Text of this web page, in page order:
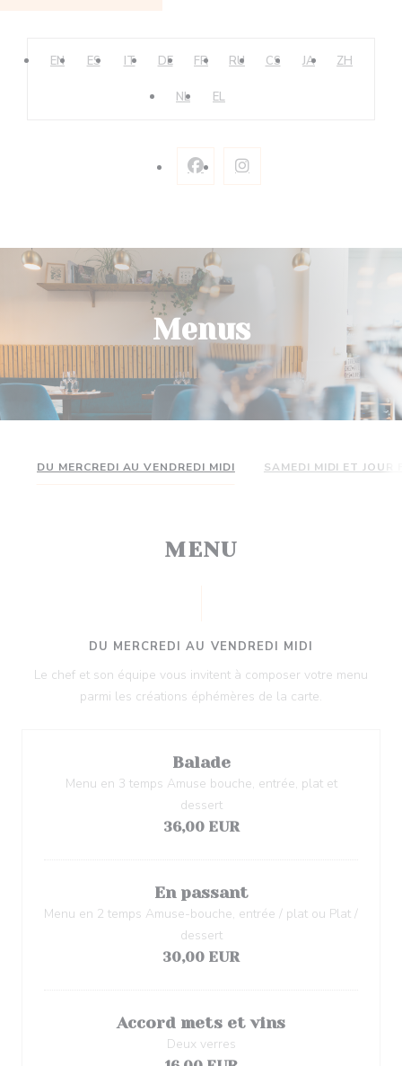
EN ES IT DE FR RU CS JA ZH
NL EL
Facebook ((abre numa nova
Instagram ((abre
Menus
DU MERCREDI AU VENDREDI MIDI SAMEDI MIDI ET JOUR
MENU
DU MERCREDI AU VENDREDI MIDI
Le chef et son équipe vous invitent à composer votre menu
parmi les créations éphémères de la carte.
Balade
Menu en 3 temps Amuse bouche, entrée, plat et
dessert
36,00 EUR
En passant
Menu en 2 temps Amuse-bouche, entrée / plat ou Plat /
dessert
30,00 EUR
Accord mets et vins
Deux verres